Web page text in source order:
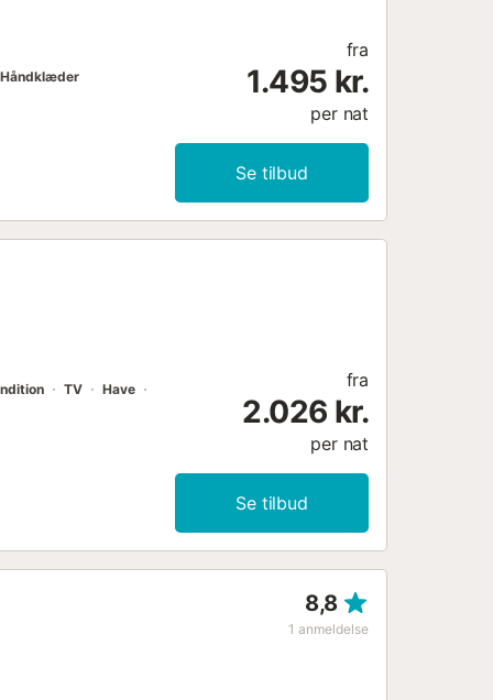
Håndklæder
fra
1.495 kr.
per nat
Se tilbud
TV
Have
fra
2.026 kr.
per nat
Se tilbud
8,8
1 anmeldelse